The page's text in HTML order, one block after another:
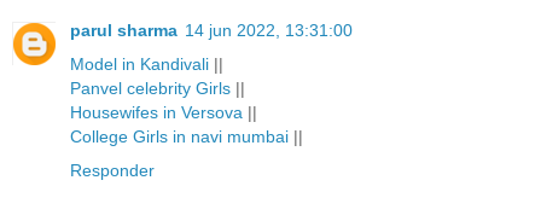
parul sharma 14 jun 2022, 13:31:00
Model in Kandivali ||
Panvel celebrity Girls ||
Housewifes in Versova ||
College Girls in navi mumbai ||
Responder